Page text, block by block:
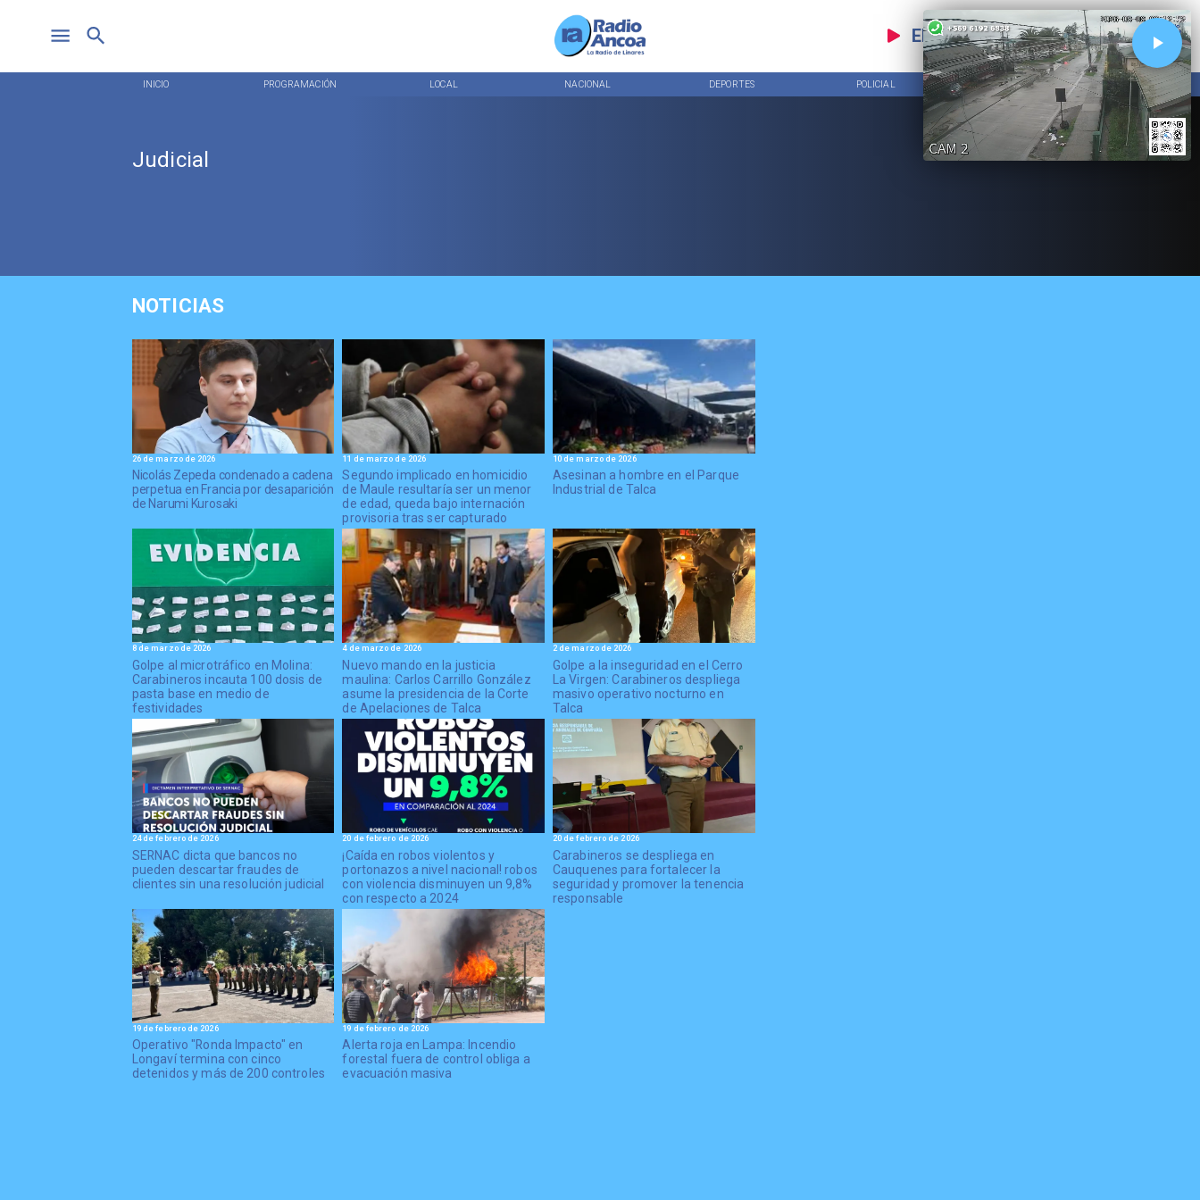
EN VIVO
INICIO PROGRAMACIÓN LOCAL NACIONAL DEPORTES POLICIAL TENDENCIAS
Judicial
NOTICIAS
Nicolás Zepeda condenado a cadena
perpetua en Francia por desaparición
de Narumi Kurosaki
26 de marzo de 2026
Segundo implicado en homicidio
de Maule resultaría ser un menor
de edad, queda bajo internación
provisoria tras ser capturado
11 de marzo de 2026
Asesinan a hombre en el Parque
Industrial de Talca
10 de marzo de 2026
Golpe al microtráfico en Molina:
Carabineros incauta 100 dosis de
pasta base en medio de
festividades
8 de marzo de 2026
Nuevo mando en la justicia
maulina: Carlos Carrillo González
asume la presidencia de la Corte
de Apelaciones de Talca
4 de marzo de 2026
Golpe a la inseguridad en el Cerro
La Virgen: Carabineros despliega
masivo operativo nocturno en
Talca
2 de marzo de 2026
SERNAC dicta que bancos no
pueden descartar fraudes de
clientes sin una resolución judicial
24 de febrero de 2026
¡Caída en robos violentos y
portonazos a nivel nacional! robos
con violencia disminuyen un 9,8%
con respecto a 2024
20 de febrero de 2026
Carabineros se despliega en
Cauquenes para fortalecer la
seguridad y promover la tenencia
responsable
20 de febrero de 2026
Operativo "Ronda Impacto" en
Longaví termina con cinco
detenidos y más de 200 controles
19 de febrero de 2026
Alerta roja en Lampa: Incendio
forestal fuera de control obliga a
evacuación masiva
19 de febrero de 2026